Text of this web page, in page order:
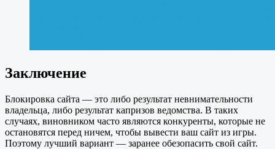
Заключение
Блокировка сайта — это либо результат невнимательности
владельца, либо результат капризов ведомства. В таких
случаях, виновником часто являются конкуренты, которые не
остановятся перед ничем, чтобы вывести ваш сайт из игры.
Поэтому лучший вариант — заранее обезопасить свой сайт.